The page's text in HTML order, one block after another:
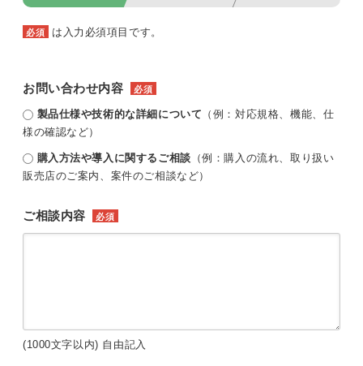
必須 は入力必須項目です。
お問い合わせ内容 必須
製品仕様や技術的な詳細について （例：対応規格、機能、仕
様の確認など）
購入方法や導入に関するご相談 （例：購入の流れ、取り扱い
販売店のご案内、案件のご相談など）
ご相談内容 必須
(1000文字以内) 自由記入